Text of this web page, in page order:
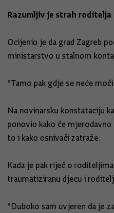
Razumljiv je strah roditelja
Ocijenio je da grad Zagreb
ministarstvo u stalnom
"Tamo pak gdje se neće
Na novinarsku konstataciju
ponovio kako će
to i kako osnivači zatraže.
Kada je pak riječ o
traumatiziranu djecu i
"Duboko sam uvjeren da je